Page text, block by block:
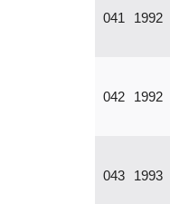
041 1992
042 1992
043 1993